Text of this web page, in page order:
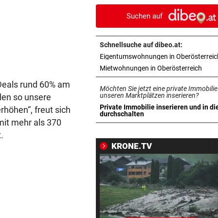
rund 60% am
so unsere
freut sich
mehr als 370
Wiese in Brand
AUF DER AUTOBAHN vor
26-Jähriger überschlug sich
Kleintransporter
TELEFON LÄUFT HEISS
Mediziner verschiebt seine
Pension für Patienten
ACHT KILO TNT IM BODEN
beliebtem See gefunden
WEHRTE SICH HEFTIG vor 11
Fahrraddieb (22) auf frischer
ertappt
IM SOMMER ÖFTER vor
Suchen auf
Schnellsuche auf dibeo.at:
Eigentumswohnungen in
Mietwohnungen in Oberösterreich
Möchten Sie jetzt eine private
unseren Marktplätzen inserieren?
Private Immobilie inserieren und in
durchschalten
in neuem Tab öffnen
KRONE.TV